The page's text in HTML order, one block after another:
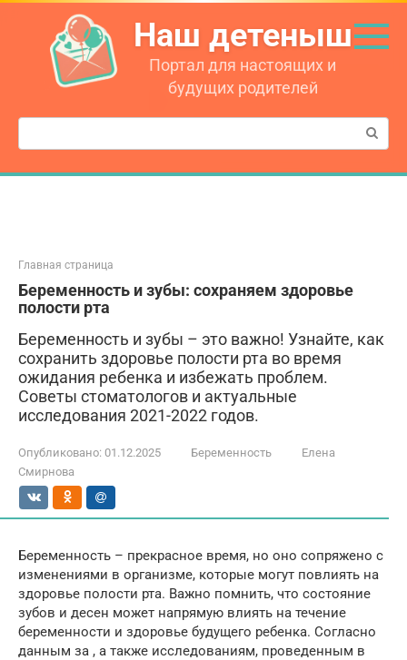
Перейти
контенту
Наш детеныш
Портал для настоящих и
будущих родителей
Поиск:
Главная страница
Беременность и зубы: сохраняем здоровье
полости рта
Беременность и зубы – это важно! Узнайте, как
сохранить здоровье полости рта во время
ожидания ребенка и избежать проблем.
Советы стоматологов и актуальные
исследования 2021-2022 годов.
Опубликовано: 01.12.2025 Беременность
Елена
Смирнова
Беременность – прекрасное время, но оно сопряжено с
изменениями в организме, которые могут повлиять на
здоровье полости рта. Важно помнить, что состояние
зубов и десен может напрямую влиять на течение
беременности и здоровье будущего ребенка. Согласно
данным за , а также исследованиям, проведенным в